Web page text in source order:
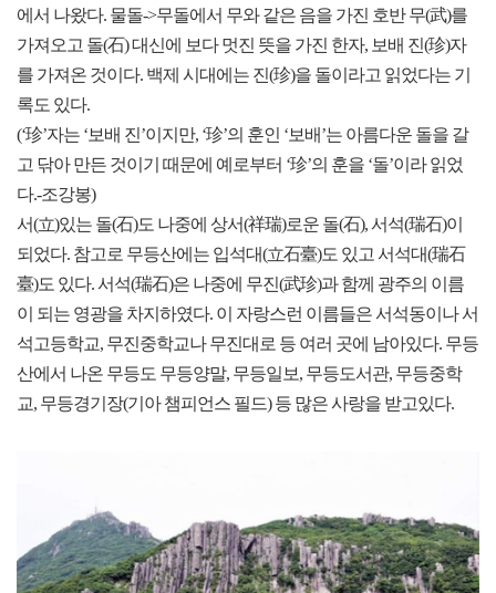
에서 나왔다. 물돌->무돌에서 무와 같은 음을 가진 호반 무(武)를
가져오고 돌(石) 대신에 보다 멋진 뜻을 가진 한자, 보배 진(珍)자
를 가져온 것이다. 백제 시대에는 진(珍)을 돌이라고 읽었다는 기
록도 있다.
(‘珍’자는 ‘보배 진’이지만, ‘珍’의 훈인 ‘보배’는 아름다운 돌을 갈
고 닦아 만든 것이기 때문에 예로부터 ‘珍’의 훈을 ‘돌’이라 읽었
다.-조강봉)
서(立)있는 돌(石)도 나중에 상서(祥瑞)로운 돌(石), 서석(瑞石)이
되었다. 참고로 무등산에는 입석대(立石臺)도 있고 서석대(瑞石
臺)도 있다. 서석(瑞石)은 나중에 무진(武珍)과 함께 광주의 이름
이 되는 영광을 차지하였다. 이 자랑스런 이름들은 서석동이나 서
석고등학교, 무진중학교나 무진대로 등 여러 곳에 남아있다. 무등
산에서 나온 무등도 무등양말, 무등일보, 무등도서관, 무등중학
교, 무등경기장(기아 챔피언스 필드) 등 많은 사랑을 받고있다.